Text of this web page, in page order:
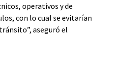
operativos y de
con lo cual se evitarían
aseguró el